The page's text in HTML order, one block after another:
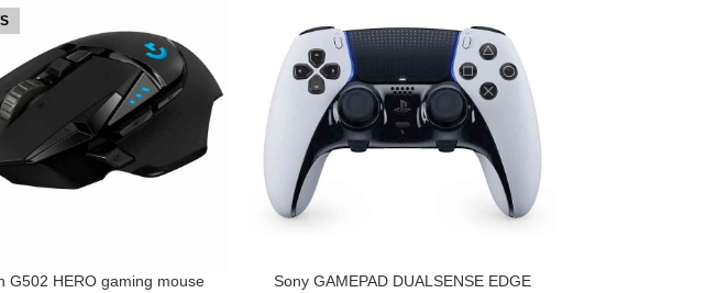
G502 HERO gaming mouse PIEVIENOT GROZAM
Sony GAMEPAD DUALSENSE EDGE